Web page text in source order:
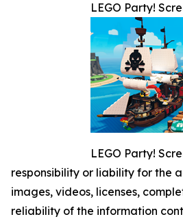
LEGO Party!
LEGO Party!
responsibility or liability for the
images, videos, licenses,
reliability of the information